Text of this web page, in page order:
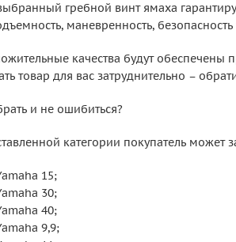
гребной винт ямаха
маневренность,
качества будут
товар для вас затруднительно –
и не ошибиться?
категории покупатель может
15;
30;
40;
9,9;